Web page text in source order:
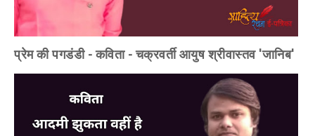
प्रेम की पगडंडी - कविता - चक्रवर्ती आयुष श्रीवास्तव 'जानिब'